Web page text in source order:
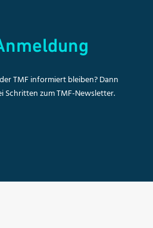
TMF informiert bleiben? Dann
Schritten zum TMF-Newsletter.